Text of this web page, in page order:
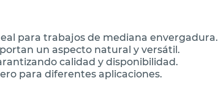
para trabajos de mediana envergadura.
un aspecto natural y versátil.
calidad y disponibilidad.
para diferentes aplicaciones.